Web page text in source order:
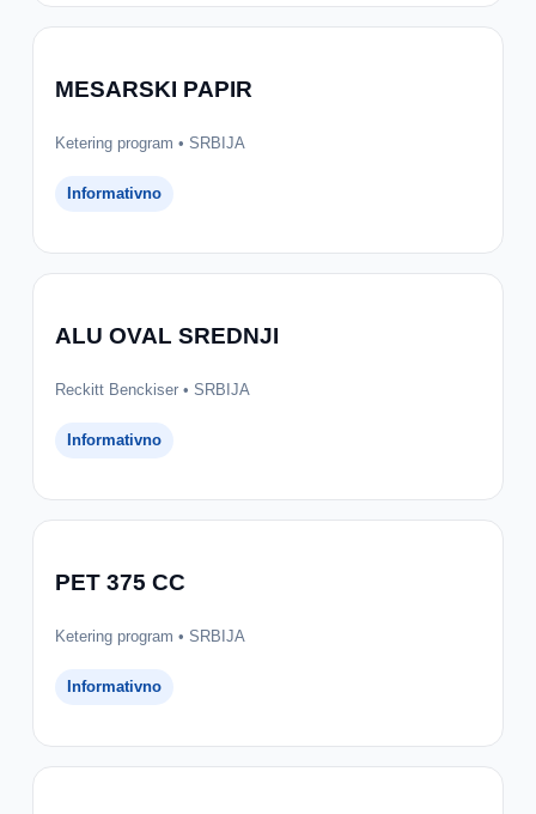
MESARSKI PAPIR
Ketering program • SRBIJA
Informativno
ALU OVAL SREDNJI
Reckitt Benckiser • SRBIJA
Informativno
PET 375 CC
Ketering program • SRBIJA
Informativno